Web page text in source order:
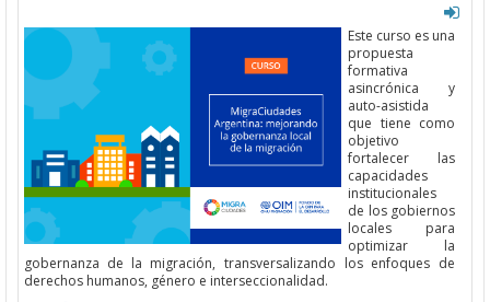
Este curso es una
propuesta
formativa
asincrónica y
auto-asistida
que tiene como
objetivo
fortalecer las
capacidades
institucionales
de los gobiernos
locales para
optimizar la
gobernanza de la migración, transversalizando los enfoques de
derechos humanos, género e interseccionalidad.